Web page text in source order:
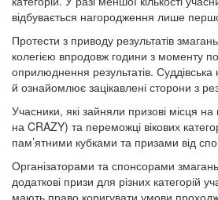
відбувається нагородження лише
Протести з приводу результатів
колегією впродовж години з моменту
оприлюднення результатів. Суддівська
й ознайомлює зацікавлені сторони з
Учасники, які зайняли призові місця на
на CRAZY) та переможці вікових
пам’ятними кубками та призами від
Організаторами та спонсорами
додаткові призи для різних категорій
мають право коригувати умови